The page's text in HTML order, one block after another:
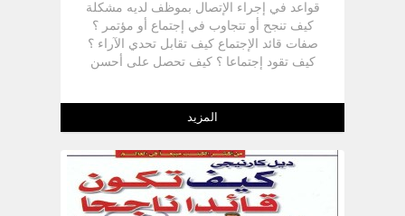
قواعد في إجراء الإتصال بموظف لديه مشكلة
كيف تنجح أو تتجاوب في إجتماع أو مؤتمر ؟
صفات قائد الإجتماع كيف تقابل تحدي الآراء ؟
كيف تقود إجتماعا ؟ كيف تحصل على أحسن
الخطر في كتابة التقارير كيف تدرب الإدارة
الموظفين ؟ ما الذي يجعل رئيس العمل يلمع
وينجح ؟ صفات القيادة كيف تتقدم في الإدارة ؟
قوِّم نفسك الترتيب وحسن المظهر طريقة
تقويم معامل التنفيذ
المزيد